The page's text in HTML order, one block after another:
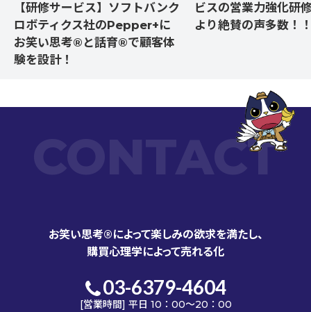
【研修サービス】ソフトバンク
ロボティクス社のPepper+に
お笑い思考®と話育®で顧客体
験を設計！
ビスの営業力強化研
より絶賛の声多数！
CONTACT
お笑い思考®によって楽しみの欲求を満たし、
購買心理学によって売れる化
03-6379-4604
[営業時間] 平日 10：00～20：00